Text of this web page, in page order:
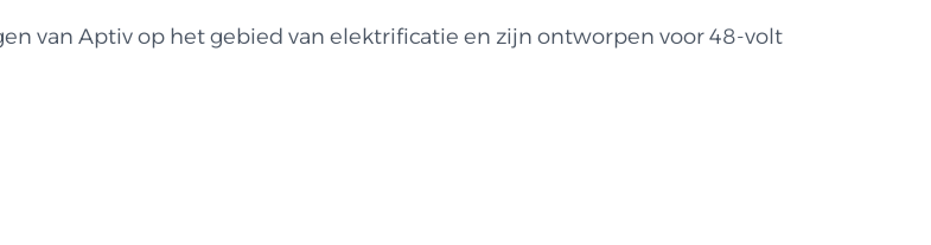
van Aptiv op het gebied van elektrificatie en zijn ontworpen voor 48-volt